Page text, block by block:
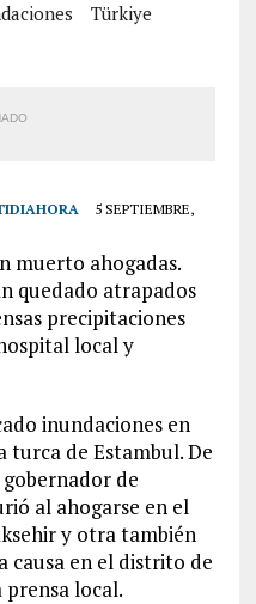
Türkiye
5 SEPTIEMBRE,
muerto ahogadas.
quedado atrapados
precipitaciones
local y
inundaciones en
turca de Estambul. De
de
al ahogarse en el
y otra también
causa en el distrito de
local.